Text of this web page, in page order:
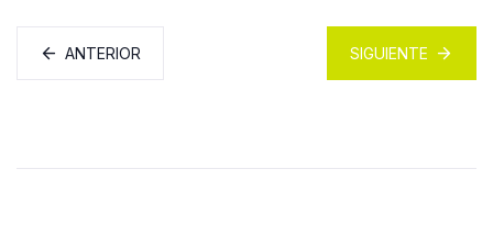
ANTERIOR SIGUIENTE